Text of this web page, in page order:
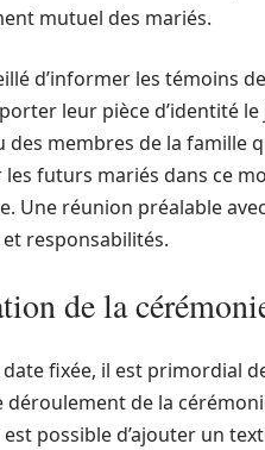
mutuel des mariés.
d’informer les témoins
leur pièce d’identité
des membres de la famille
futurs mariés dans ce
Une réunion préalable
responsabilités.
de la
fixée, il est primordial
déroulement de la
est possible d’ajouter un